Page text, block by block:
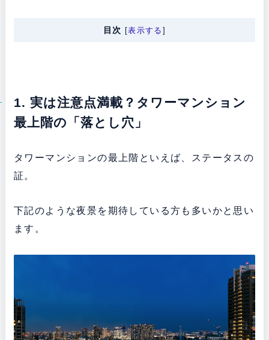
目次 [表示する ]
1. 実は注意点満載？タワーマンション
最上階の「落とし穴」
タワーマンションの最上階といえば、ステータスの
証。
下記のような夜景を期待している方も多いかと思い
ます。